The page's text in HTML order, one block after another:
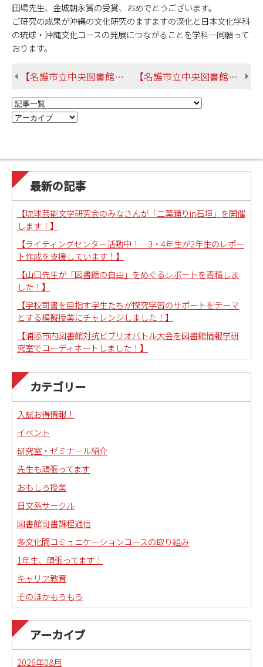
田場先生、金城朝永賞の受賞、おめでとうございます。
ご研究の成果が沖縄の文化研究のますますの深化と日本文化学科
の琉球・沖縄文化コースの発展につながることを学科一同願って
おります。
【名護市立中央図書館で図書館情報学ゼミによる「大人向けおはなし会」を開催します！】 【名護市立中央図書館で「大人向けおはなし会」を開催しました！】
最新の記事
【琉球芸能文学研究会のみなさんが「二葉踊りin石垣」を開催
します！】
【ライティングセンター活動中！ 3・4年生が2年生のレポー
ト作成を支援しています！】
【山口先生が「図書館の自由」をめぐるレポートを寄稿しま
した！】
【学校司書を目指す学生たちが探究学習のサポートをテーマ
とする模擬授業にチャレンジしました！】
【浦添市内図書館対抗ビブリオバトル大会を図書館情報学研
究室でコーディネートしました！】
カテゴリー
入試お得情報！
イベント
研究室・ゼミナール紹介
先生も頑張ってます
おもしろ授業
日文系サークル
図書館司書課程通信
多文化間コミュニケーションコースの取り組み
1年生、頑張ってます！
キャリア教育
そのほかもろもろ
日本語教育副専攻課程通信(日本語教師)
琉球沖縄文化コースの取り組み
アーカイブ
2026年08月